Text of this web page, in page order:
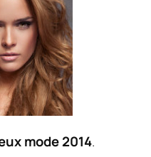
mode 2014.